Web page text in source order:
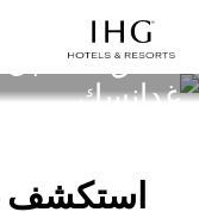
فنادق تستقبل
غدانسك
استكشف